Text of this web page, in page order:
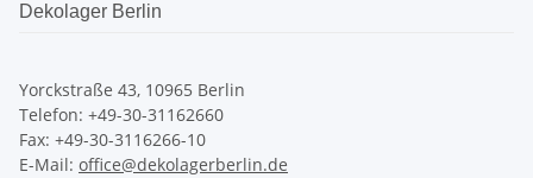
Dekolager Berlin
Yorckstraße 43, 10965 Berlin
Telefon: +49-30-31162660
Fax: +49-30-3116266-10
E-Mail: office@dekolagerberlin.de